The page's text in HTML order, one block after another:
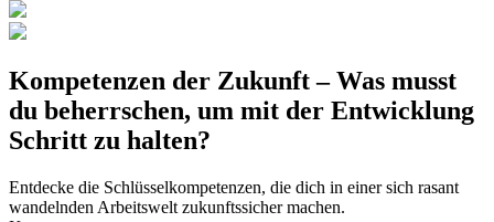
Kompetenzen der Zukunft – Was musst
du beherrschen, um mit der Entwicklung
Schritt zu halten?
Entdecke die Schlüsselkompetenzen, die dich in einer sich rasant
wandelnden Arbeitswelt zukunftssicher machen.